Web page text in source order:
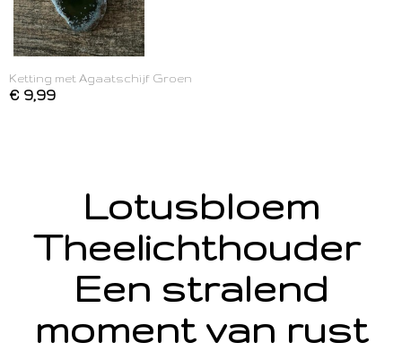
Ketting met Agaatschijf Groen
€ 9,99
Lotusbloem
Theelichthouder
Een stralend
moment van rust